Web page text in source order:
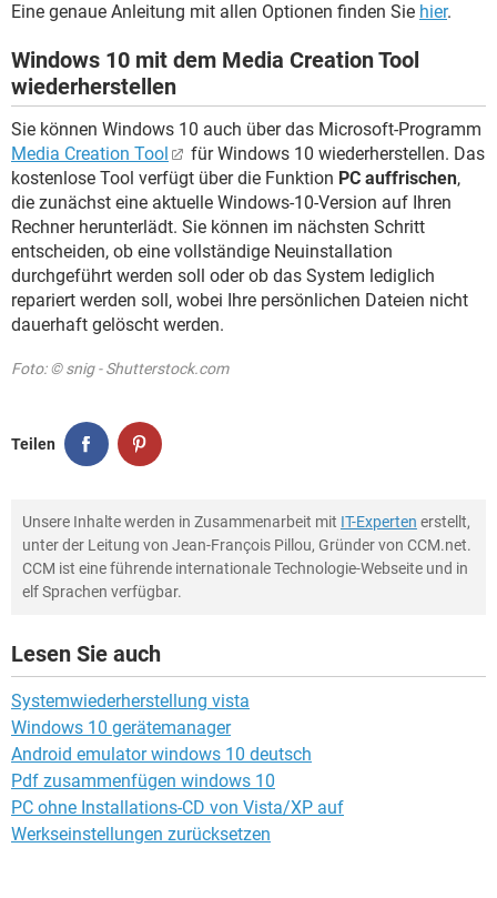
Eine genaue Anleitung mit allen Optionen finden Sie hier.
Windows 10 mit dem Media Creation Tool
wiederherstellen
Sie können Windows 10 auch über das Microsoft-Programm
Media Creation Tool
für Windows 10 wiederherstellen. Das
kostenlose Tool verfügt über die Funktion PC auffrischen,
die zunächst eine aktuelle Windows-10-Version auf Ihren
Rechner herunterlädt. Sie können im nächsten Schritt
entscheiden, ob eine vollständige Neuinstallation
durchgeführt werden soll oder ob das System lediglich
repariert werden soll, wobei Ihre persönlichen Dateien nicht
dauerhaft gelöscht werden.
Foto: © snig - Shutterstock.com
Teilen
Unsere Inhalte werden in Zusammenarbeit mit IT-Experten erstellt,
unter der Leitung von Jean-François Pillou, Gründer von CCM.net.
CCM ist eine führende internationale Technologie-Webseite und in
elf Sprachen verfügbar.
Lesen Sie auch
Systemwiederherstellung vista
Windows 10 gerätemanager
Android emulator windows 10 deutsch
Pdf zusammenfügen windows 10
PC ohne Installations-CD von Vista/XP auf
Werkseinstellungen zurücksetzen